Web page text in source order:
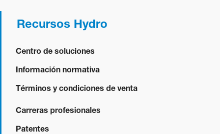
Recursos Hydro
Centro de soluciones
Información normativa
Términos y condiciones de venta
Carreras profesionales
Patentes